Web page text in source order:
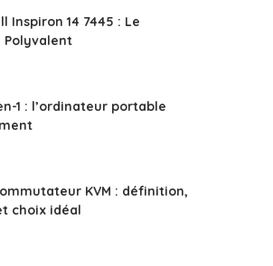
Inspiron 14 7445 : Le
Polyvalent
1 : l’ordinateur portable
KVM : définition,
choix idéal